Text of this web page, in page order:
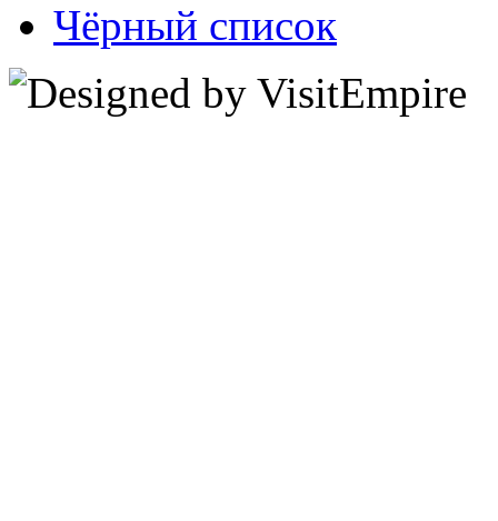
Чёрный список